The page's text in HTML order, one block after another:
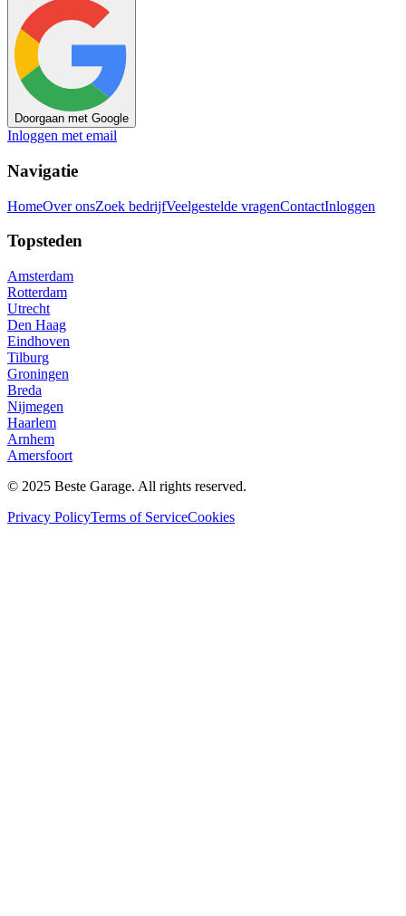
Doorgaan met Google
Inloggen met email
Navigatie
HomeOver onsZoek bedrijfVeelgestelde vragenContactInloggen
Topsteden
Amsterdam
Rotterdam
Utrecht
Den Haag
Eindhoven
Tilburg
Groningen
Breda
Nijmegen
Haarlem
Arnhem
Amersfoort
© 2025 Beste Garage. All rights reserved.
Privacy PolicyTerms of ServiceCookies